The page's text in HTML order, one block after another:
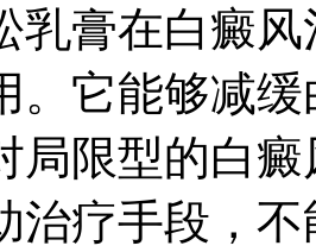
乳膏在白癜
。它能够减
局限型的白
治疗手段，